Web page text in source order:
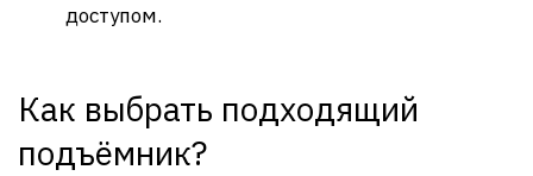
доступом.
Как выбрать подходящий
подъёмник?